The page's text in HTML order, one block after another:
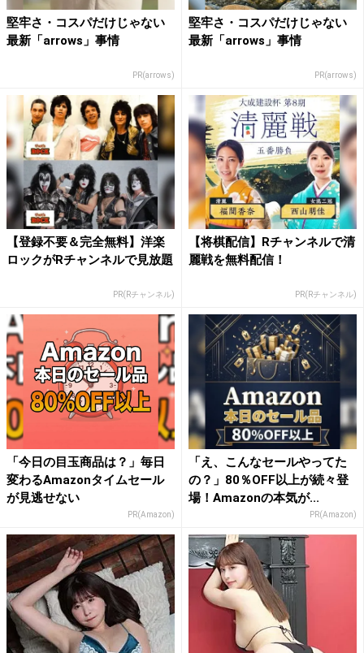
堅牢さ・コスパだけじゃない
最新「arrows」事情
PR(arrows)
堅牢さ・コスパだけじゃない
最新「arrows」事情
PR(arrows)
【登録不要＆完全無料】洋楽
ロックがRチャンネルで見放題
PR(Rチャンネル)
【将棋配信】Rチャンネルで清
麗戦を無料配信！
PR(Rチャンネル)
「今日の目玉商品は？」毎日
変わるAmazonタイムセール
が見逃せない
PR(Amazon)
「え、こんなセールやってた
の？」80％OFF以上が続々登
場！Amazonの本気が...
PR(Amazon)